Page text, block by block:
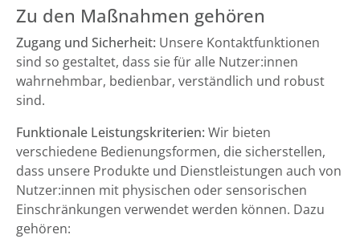
Zu den Maßnahmen gehören
Zugang und Sicherheit: Unsere Kontaktfunktionen
sind so gestaltet, dass sie für alle Nutzer:innen
wahrnehmbar, bedienbar, verständlich und robust
sind.
Funktionale Leistungskriterien: Wir bieten
verschiedene Bedienungsformen, die sicherstellen,
dass unsere Produkte und Dienstleistungen auch von
Nutzer:innen mit physischen oder sensorischen
Einschränkungen verwendet werden können. Dazu
gehören: